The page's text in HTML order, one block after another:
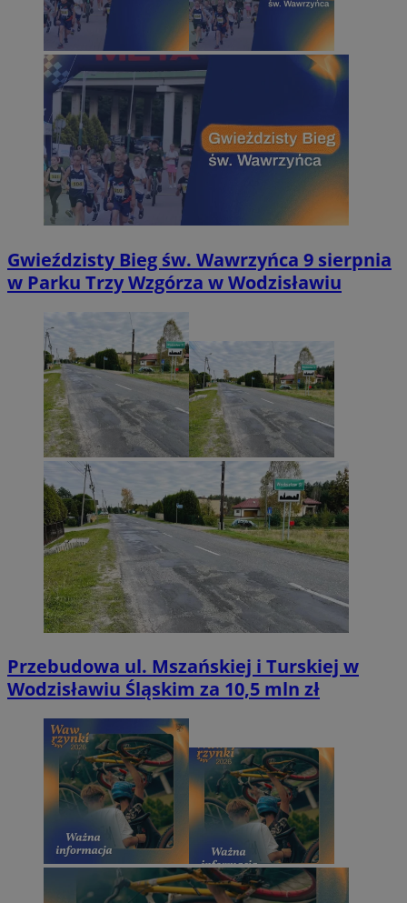
Gwieździsty Bieg św. Wawrzyńca 9 sierpnia
w Parku Trzy Wzgórza w Wodzisławiu
Przebudowa ul. Mszańskiej i Turskiej w
Wodzisławiu Śląskim za 10,5 mln zł